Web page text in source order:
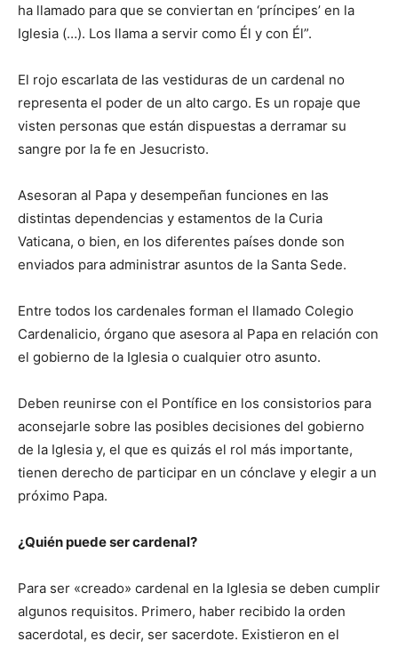
ha llamado para que se conviertan en ‘príncipes’ en la
Iglesia (…). Los llama a servir como Él y con Él”.
El rojo escarlata de las vestiduras de un cardenal no
representa el poder de un alto cargo. Es un ropaje que
visten personas que están dispuestas a derramar su
sangre por la fe en Jesucristo.
Asesoran al Papa y desempeñan funciones en las
distintas dependencias y estamentos de la Curia
Vaticana, o bien, en los diferentes países donde son
enviados para administrar asuntos de la Santa Sede.
Entre todos los cardenales forman el llamado Colegio
Cardenalicio, órgano que asesora al Papa en relación con
el gobierno de la Iglesia o cualquier otro asunto.
Deben reunirse con el Pontífice en los consistorios para
aconsejarle sobre las posibles decisiones del gobierno
de la Iglesia y, el que es quizás el rol más importante,
tienen derecho de participar en un cónclave y elegir a un
próximo Papa.
¿Quién puede ser cardenal?
Para ser «creado» cardenal en la Iglesia se deben cumplir
algunos requisitos. Primero, haber recibido la orden
sacerdotal, es decir, ser sacerdote. Existieron en el